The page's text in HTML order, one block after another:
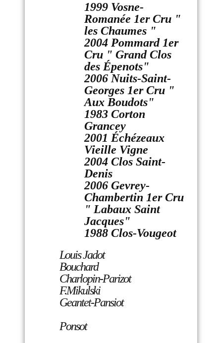
1999 Vosne-
Romanée 1er Cru "
les Chaumes "
2004 Pommard 1er
Cru " Grand Clos
des Épenots"
2006 Nuits-Saint-
Georges 1er Cru "
Aux Boudots"
1983 Corton
Grancey
2001 Échézeaux
Vieille Vigne
2004 Clos Saint-
Denis
2006 Gevrey-
Chambertin 1er Cru
" Labaux Saint
Jacques"
1988 Clos-Vougeot
Louis Jadot
Bouchard
Charlopin-Parizot
F.Mikulski
Geantet-Pansiot
Ponsot